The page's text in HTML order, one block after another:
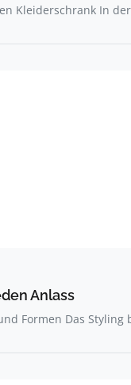
Kleiderschrank In
Anlass
Formen Das